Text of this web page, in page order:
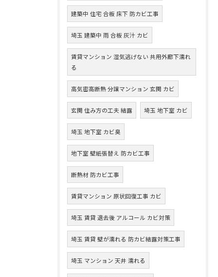
建築中 住宅 合板 床下 防カビ工事
埼玉 建築中 雨 合板 灰汁 カビ
賃貸マンション 湿気逃げない 共用外廊下濡れ
る
高気密高断熱 分譲マンション 玄関 カビ
玄関 住み方の工夫 結露 埼玉 地下室 カビ
埼玉 地下室 カビ臭
地下室 壁紙張替え 防カビ工事
断熱材 防カビ工事
賃貸マンション 原状回復工事 カビ
埼玉 賃貸 退去後 アルコール カビ対策
埼玉 賃貸 壁が濡れる 防カビ結露対策工事
埼玉 マンション 天井 濡れる